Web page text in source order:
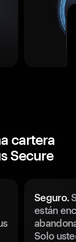
cartera
Secure
Seguro.
están
Solo